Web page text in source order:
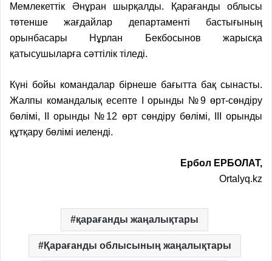
Мемлекеттік Әнұран шырқалды. Қарағанды облысы
төтенше жағдайлар департаменті бастығының
орынбасары Нұрлан Бекбосынов жарысқа
қатысушыларға сәттілік тіледі.
Күні бойы командалар бірнеше бағытта бақ сынасты.
Жалпы командалық есепте I орынды №9 өрт-сөндіру
бөлімі, II орынды №12 өрт сөндіру бөлімі, III орынды
құтқару бөлімі иеленді.
Ербол ЕРБОЛАТ,
Ortalyq.kz
қарағанды жаңалықтары
Қарағанды облысының жаңалықтары